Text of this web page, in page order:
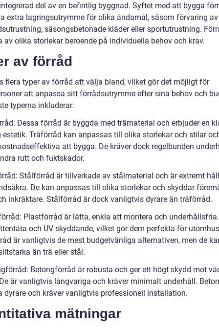
del av en befintlig byggnad. Syftet med att bygga
extra lagringsutrymme för olika ändamål, såsom förvaring av
säsongsbetonade kläder eller sportutrustning.
av olika storlekar beroende på individuella behov och krav.
av förråd
flera typer av förråd att välja bland, vilket gör det möjligt för
att anpassa sitt förrådsutrymme efter sina behov och
typerna inkluderar:
Dessa förråd är byggda med trämaterial och erbjuder en
estetik. Träförråd kan anpassas till olika storlekar och stilar
att bygga. De kräver dock regelbunden
rutt och fuktskador.
Stålförråd är tillverkade av stålmaterial och är extremt
De kan anpassas till olika storlekar och skyddar
inkräktare. Stålförråd är dock vanligtvis dyrare än träförråd.
Plastförråd är lätta, enkla att montera och
och UV-skyddande, vilket gör dem perfekta för
är vanligtvis de mest budgetvänliga alternativen, men de
än trä eller stål.
Betongförråd är robusta och ger ett högt skydd mot
är vanligtvis långvariga och kräver minimalt underhåll.
dyrare och kräver vanligtvis professionell installation.
mätningar